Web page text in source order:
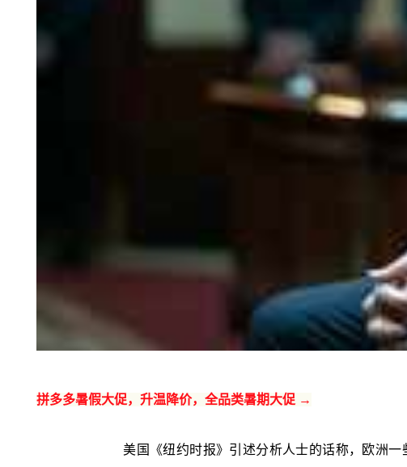
拼多多暑假大促，升温降价，全品类暑期大促 →
美国《纽约时报》引述分析人士的话称，欧洲